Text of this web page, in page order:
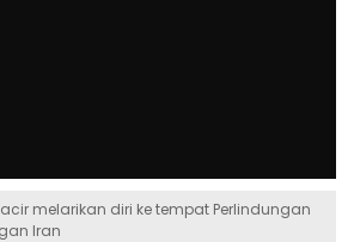
melarikan diri ke tempat Perlindungan
Iran